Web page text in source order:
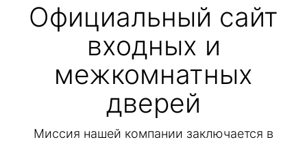
Официальный сайт
входных и
межкомнатных
дверей
Миссия нашей компании заключается в